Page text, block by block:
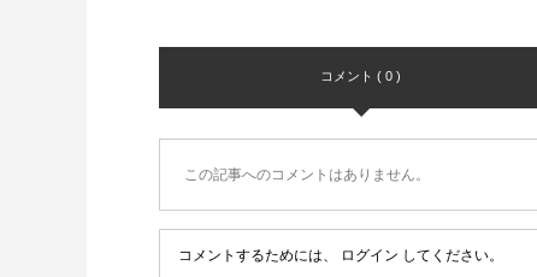
コメント ( 0 )
この記事へのコメントはありません。
コメントするためには、 ログイン してください。